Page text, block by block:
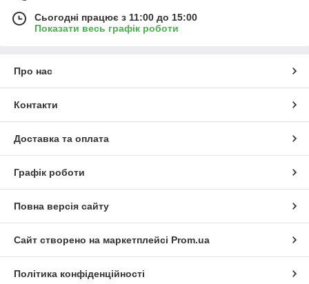
Сьогодні працює з 11:00 до 15:00
Показати весь графік роботи
Про нас
Контакти
Доставка та оплата
Графік роботи
Повна версія сайту
Сайт створено на маркетплейсі Prom.ua
Політика конфіденційності